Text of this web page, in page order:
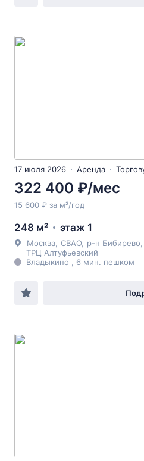
17 июля 2026 Аренда
322 400 ₽/мес
15 600 ₽ за м²/год
248 м² этаж 1
Москва СВАО р-н Бибирево
ТРЦ Алтуфьевский
Владыкино , 6 мин. пешком